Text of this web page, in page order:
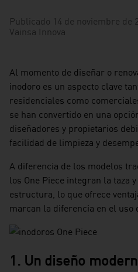
Publicado 14 de noviembre de
Vainsa Innova
Al momento de diseñar o
inodoro es un aspecto clave
residenciales como
se han convertido en una
diseñadores y propietarios
facilidad de limpieza y
A diferencia de los modelos
los One Piece integran la taza
estructura, lo que ofrece
marcan la diferencia en el uso
1. Un diseño